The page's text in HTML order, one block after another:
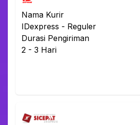
Nama Kurir
IDexpress - Reguler
Durasi Pengiriman
2 - 3 Hari